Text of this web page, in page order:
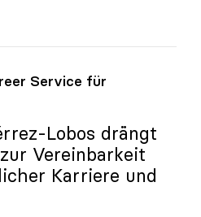
von
Service für
Lobos drängt
Vereinbarkeit
Karriere und